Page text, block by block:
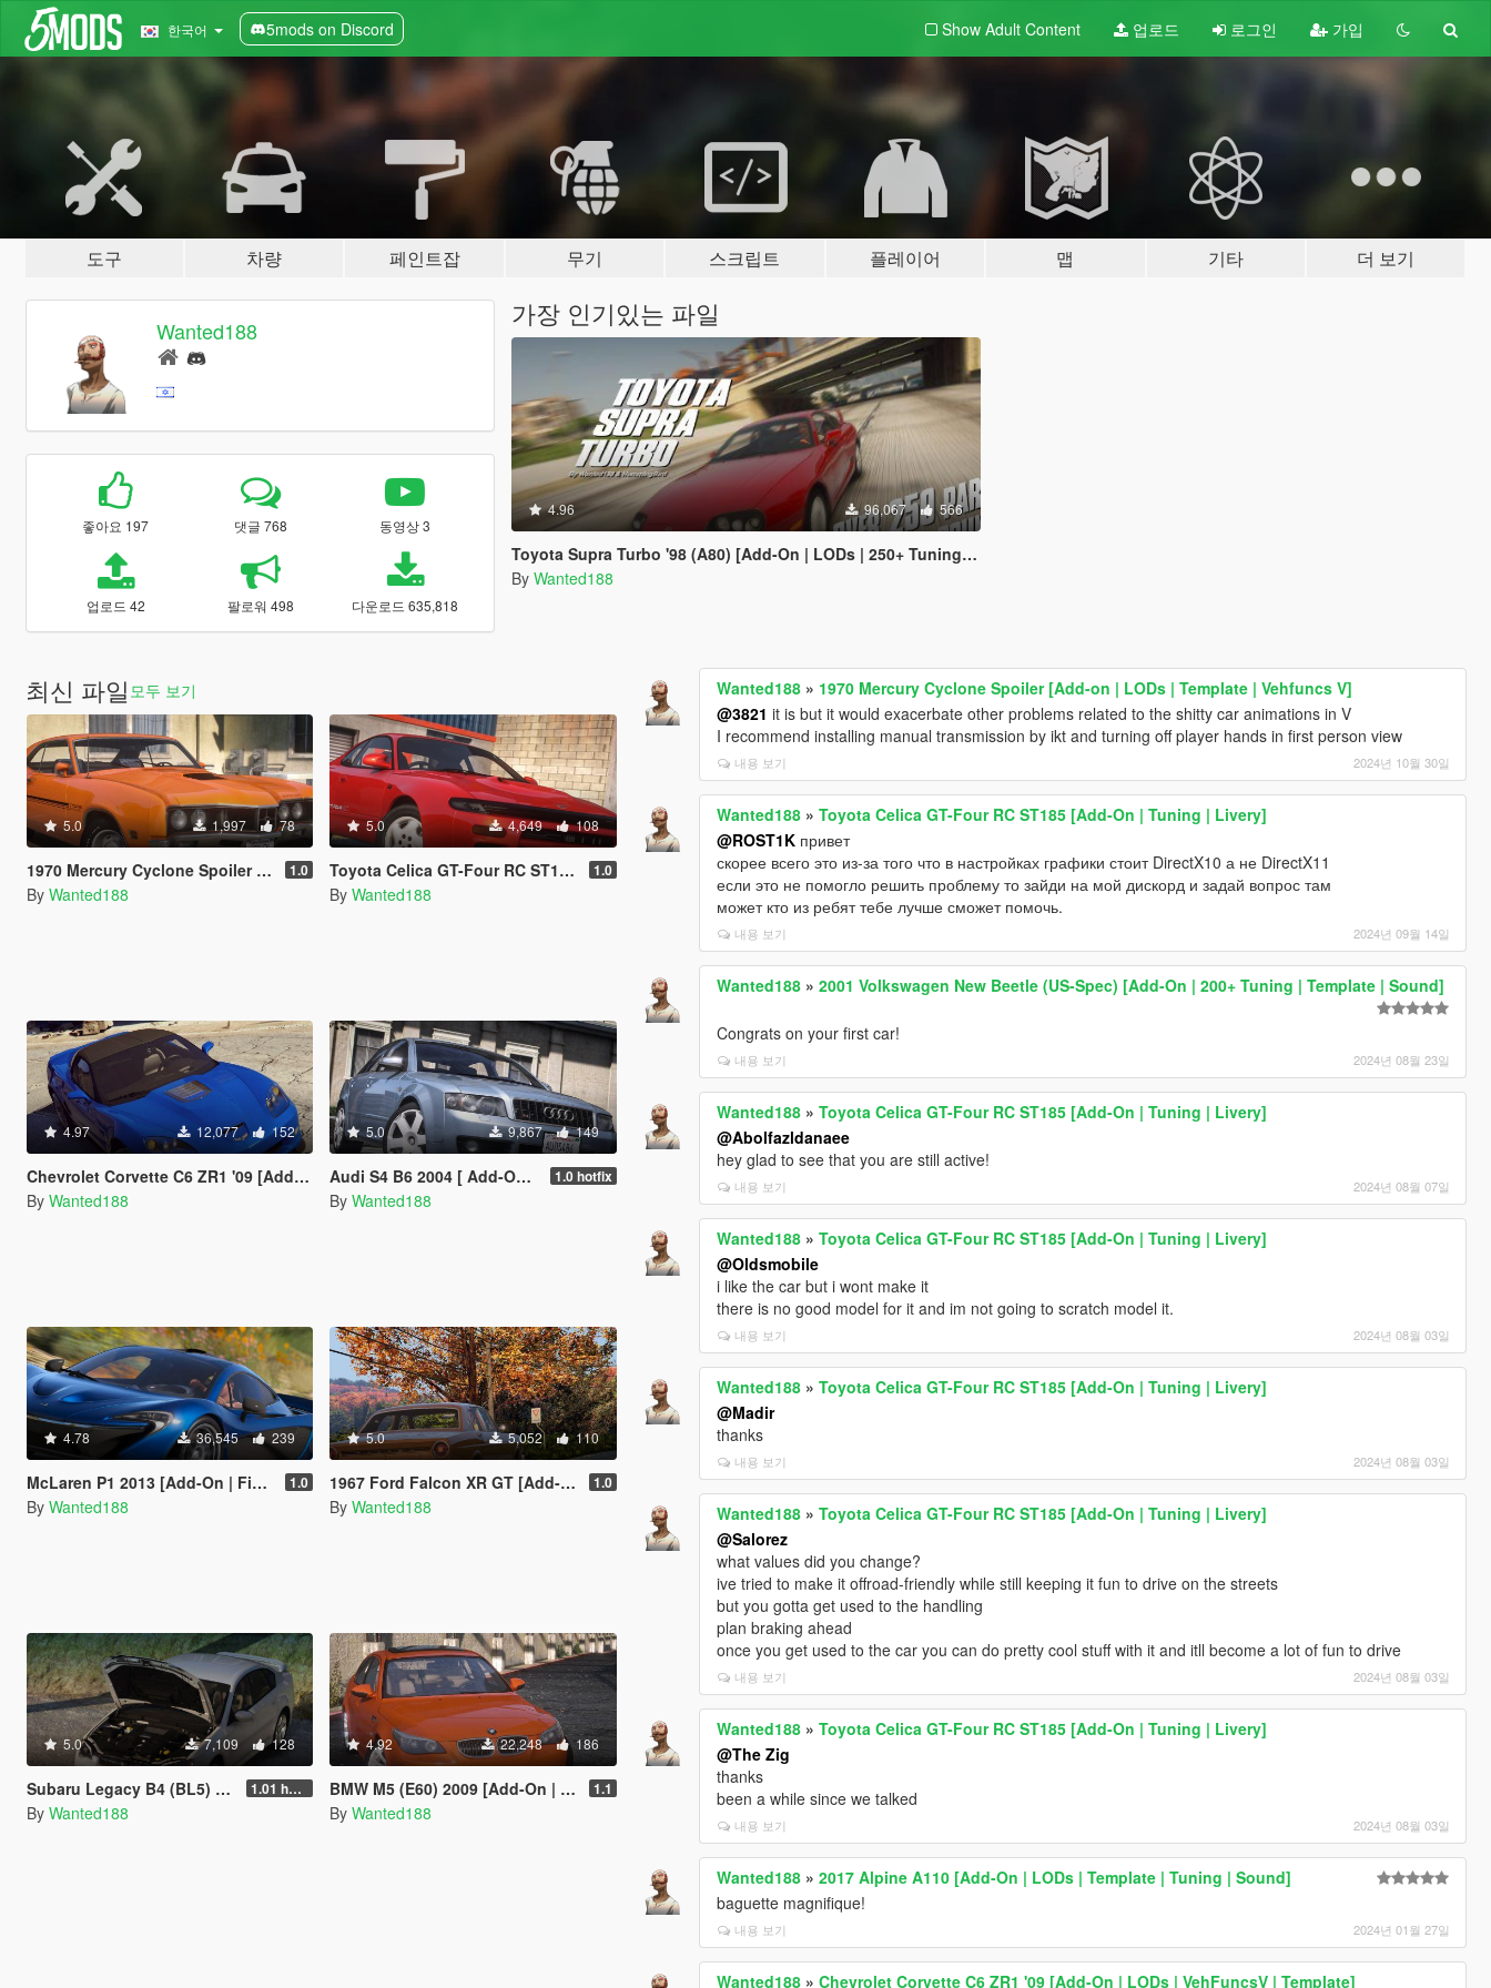
한국어 5mods on Discord Show Adult Content 업로드 로그인 가입
도구 차량 페인트잡 무기 스크립트 플레이어 맵 기타 더 보기
Wanted188
좋아요 197 댓글 768 동영상 3
업로드 42 팔로워 498 다운로드 635,818
가장 인기있는 파일
4.96 96,067 566
Toyota Supra Turbo '98 (A80) [Add-On | LODs | 250+ Tuning parts | Sound]
By Wanted188
최신 파일 모두 보기
5.0 1,997 78
1970 Mercury Cyclone Spoiler [Add-on | LODs | Template | Vehfuncs V] 1.0
By Wanted188
5.0 4,649 108
Toyota Celica GT-Four RC ST185 [Add-On | Tuning | Livery] 1.0
By Wanted188
4.97 12,077 152
Chevrolet Corvette C6 ZR1 '09 [Add-On | LODs | VehFuncsV | Template]
By Wanted188
5.0 9,867 149
Audi S4 B6 2004 [ Add-On | Tuning | LODs | Template | VehFuncsV ] 1.0 hotfix
By Wanted188
4.78 36,545 239
McLaren P1 2013 [Add-On | FiveM | VehFuncs V | Template | Sound | LODs] 1.0
By Wanted188
5.0 5,052 110
1967 Ford Falcon XR GT [Add-On | LODs | Template] 1.0
By Wanted188
5.0 7,109 128
Subaru Legacy B4 (BL5) 2005 [Add-On | LODs | Sound | Tuning | Liveries | Vehfuncs] 1.01 hotfix
By Wanted188
4.92 22,248 186
BMW M5 (E60) 2009 [Add-On | Template | LODs | Sound] 1.1
By Wanted188
Wanted188 » 1970 Mercury Cyclone Spoiler [Add-on | LODs | Template | Vehfuncs V]
@3821 it is but it would exacerbate other problems related to the shitty car animations in V
I recommend installing manual transmission by ikt and turning off player hands in first person view
내용 보기 2024년 10월 30일
Wanted188 »Toyota Celica GT-Four RC ST185 [Add-On | Tuning | Livery]
@ROST1K привет
скорее всего это из-за того что в настройках графики стоит DirectX10 а не DirectX11
если это не помогло решить проблему то зайди на мой дискорд и задай вопрос там
может кто из ребят тебе лучше сможет помочь.
내용 보기 2024년 09월 14일
Wanted188 »2001 Volkswagen New Beetle (US-Spec) [Add-On | 200+ Tuning | Template | Sound]
Congrats on your first car!
내용 보기 2024년 08월 23일
Wanted188 »Toyota Celica GT-Four RC ST185 [Add-On | Tuning | Livery]
@Abolfazldanaee
hey glad to see that you are still active!
내용 보기 2024년 08월 07일
Wanted188 »Toyota Celica GT-Four RC ST185 [Add-On | Tuning | Livery]
@Oldsmobile
i like the car but i wont make it
there is no good model for it and im not going to scratch model it.
내용 보기 2024년 08월 03일
Wanted188 »Toyota Celica GT-Four RC ST185 [Add-On | Tuning | Livery]
@Madir
thanks
내용 보기 2024년 08월 03일
Wanted188 »Toyota Celica GT-Four RC ST185 [Add-On | Tuning | Livery]
@Salorez
what values did you change?
ive tried to make it offroad-friendly while still keeping it fun to drive on the streets
but you gotta get used to the handling
plan braking ahead
once you get used to the car you can do pretty cool stuff with it and itll become a lot of fun to drive
내용 보기 2024년 08월 03일
Wanted188 »Toyota Celica GT-Four RC ST185 [Add-On | Tuning | Livery]
@The Zig
thanks
been a while since we talked
내용 보기 2024년 08월 03일
Wanted188 »2017 Alpine A110 [Add-On | LODs | Template | Tuning | Sound]
baguette magnifique!
내용 보기 2024년 01월 27일
Wanted188 »Chevrolet Corvette C6 ZR1 '09 [Add-On | LODs | VehFuncsV | Template]